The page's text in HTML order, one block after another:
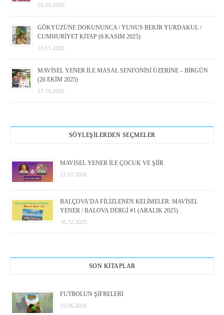
03.03.2026
GÖKYÜZÜNE DOKUNUNCA / YUNUS BEKİR YURDAKUL /
CUMHURİYET KİTAP (6 KASIM 2025)
10.11.2025
MAVİSEL YENER İLE MASAL SENFONİSİ ÜZERİNE – BİRGÜN
(26 EKİM 2025)
27.10.2025
SÖYLEŞİLERDEN SEÇMELER
MAVİSEL YENER İLE ÇOCUK VE ŞİİR
21.07.2026
BALÇOVA’DA FİLİZLENEN KELİMELER: MAVİSEL
YENER / BALOVA DERGİ #1 (ARALIK 2025)
16.12.2025
SON KİTAPLAR
FUTBOLUN ŞİFRELERİ
15.06.2026